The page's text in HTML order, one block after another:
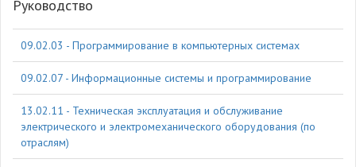
Руководство
09.02.03 - Программирование в компьютерных системах
09.02.07 - Информационные системы и программирование
13.02.11 - Техническая эксплуатация и обслуживание
электрического и электромеханического оборудования (по
отраслям)